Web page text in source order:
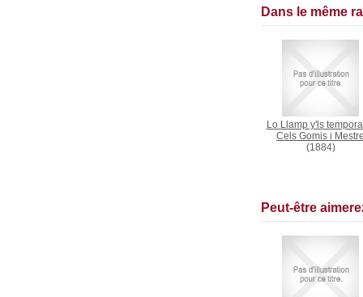
Dans le même
Lo Llamp y'ls
Cels Gomis i
(1884)
Peut-être